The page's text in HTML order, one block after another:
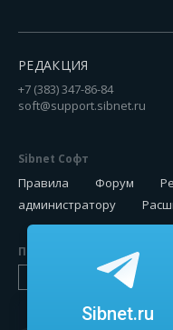
РЕДАКЦИЯ
+7 (383) 347-86-84
soft@support.sibnet.ru
Sibnet Софт
Правила Форум
администратору
Подписаться на новинки
Чтобы сайт был
Sibnet.ru